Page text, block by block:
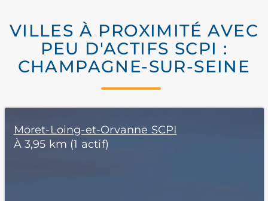
VILLES À PROXIMITÉ AVEC
PEU D'ACTIFS SCPI :
CHAMPAGNE-SUR-SEINE
Moret-Loing-et-Orvanne SCPI
À 3,95 km (1 actif)